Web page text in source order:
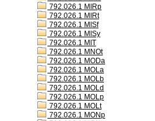
792.026.1 MIRp
792.026.1 MIRt
792.026.1 MISf
792.026.1 MISy
792.026.1 MIT
792.026.1 MNOt
792.026.1 MODa
792.026.1 MOLa
792.026.1 MOLb
792.026.1 MOLd
792.026.1 MOLp
792.026.1 MOLt
792.026.1 MONp